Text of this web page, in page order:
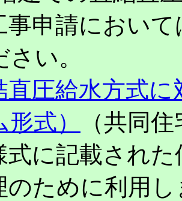
事申請におい
い。
直圧給水方式
式）
（共同
記載された
のために利用